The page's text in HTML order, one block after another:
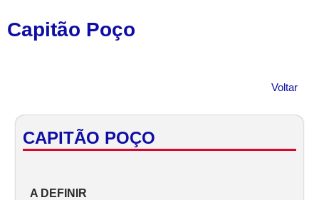
Capitão Poço
Voltar
CAPITÃO POÇO
A DEFINIR